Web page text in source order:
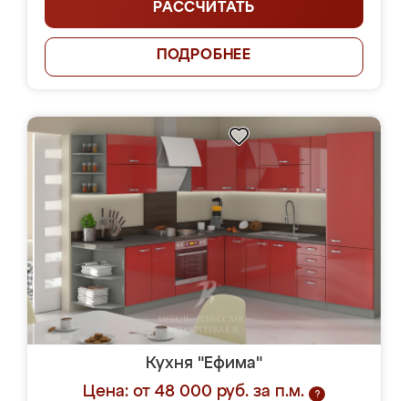
РАССЧИТАТЬ
ПОДРОБНЕЕ
Кухня "Ефима"
Цена: от 48 000 руб. за п.м.
?